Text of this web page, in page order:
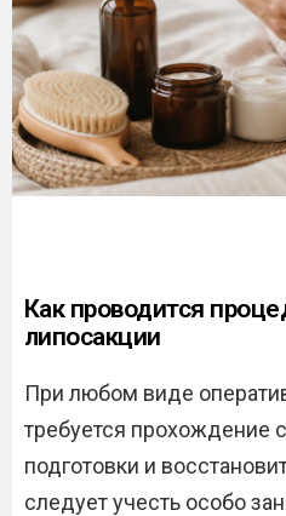
Как проводится
липосакции
При любом виде
требуется прохождение
подготовки и
следует учесть особо